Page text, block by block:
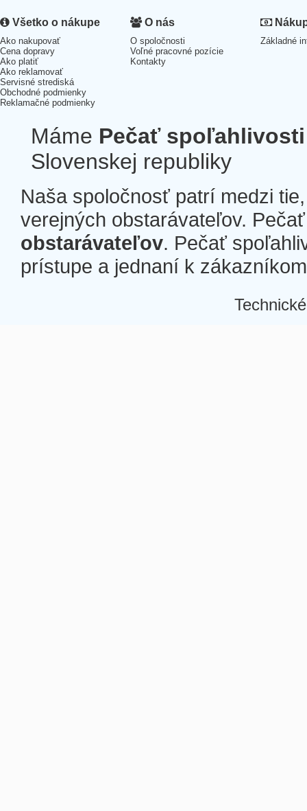
Všetko o nákupe
Ako nakupovať
Cena dopravy
Ako platiť
Ako reklamovať
Servisné strediská
Obchodné podmienky
Reklamačné podmienky
O nás
O spoločnosti
Voľné pracovné pozície
Kontakty
Základné
Máme Pečať spoľahlivosti
Slovenskej republiky
Naša spoločnosť patrí medzi
verejných obstarávateľov.
obstarávateľov. Pečať
prístupe a jednaní k